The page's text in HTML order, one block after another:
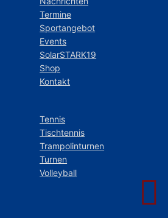
Termine
Sportangebot
Events
SolarSTARK19
Shop
Kontakt
Tennis
Tischtennis
Trampolinturnen
Turnen
Volleyball